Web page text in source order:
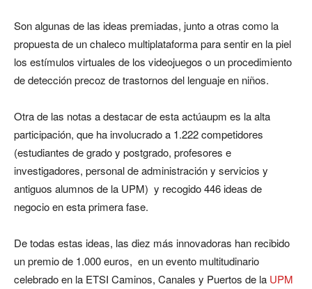
Son algunas de las ideas premiadas, junto a otras como la
propuesta de un chaleco multiplataforma para sentir en la piel
los estímulos virtuales de los videojuegos o un procedimiento
de detección precoz de trastornos del lenguaje en niños.
Otra de las notas a destacar de esta actúaupm es la alta
participación, que ha involucrado a 1.222 competidores
(estudiantes de grado y postgrado, profesores e
investigadores, personal de administración y servicios y
antiguos alumnos de la UPM) y recogido 446 ideas de
negocio en esta primera fase.
De todas estas ideas, las diez más innovadoras han recibido
un premio de 1.000 euros, en un evento multitudinario
celebrado en la ETSI Caminos, Canales y Puertos de la UPM